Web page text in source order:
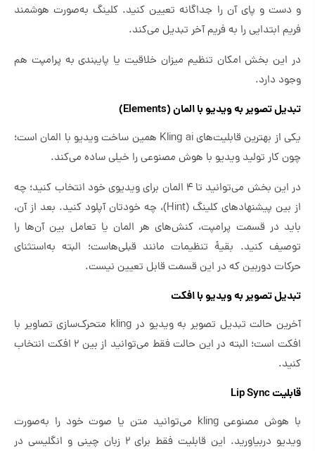
و دست و پای آن را جداگانه تعیین کنید. کلینگ به‌صورت هوشمند
فریم ابتدایی را به فریم آخر تبدیل می‌کند.
در این بخش امکان تنظیم میزان خلاقیت یا پایبندی به پرامپت هم
وجود دارد.
تبدیل تصویر به ویدیو با المان (Elements)
یکی از بهترین قابلیت‌های Kling ai همین ساخت ویدیو با المان است؛
چون کار تولید ویدیو با هوش مصنوعی را خیلی ساده می‌کند.
در این بخش می‌توانید تا ۴ المان برای ویدیوی خود انتخاب کنید؛ چه
از بین پیشنهادهای کلینگ (Hint)، چه خودتان آپلود کنید. بعد از آن،
باید در قسمت پرامپت، کنش‌های هر المان یا تعامل بین آن‌ها را
توصیف کنید. بقیهٔ تنظیمات مانند قبلی‌هاست؛ البته به‌استثنای
حرکات دوربین که در این قسمت قابل تعیین نیست.
تبدیل تصویر به ویدیو با افکت
آخرین حالت تبدیل تصویر به ویدیو در kling متحرک‌سازی تصاویر با
افکت است؛ البته در این حالت فقط می‌توانید از بین ۲ افکت انتخاب
کنید.
قابلیت Lip Sync
با هوش مصنوعی kling می‌توانید متن یا صوت خود را به‌صورت
ویدیو دربیاورید. این قابلیت فقط برای ۲ زبان چینی و انگلیسی در